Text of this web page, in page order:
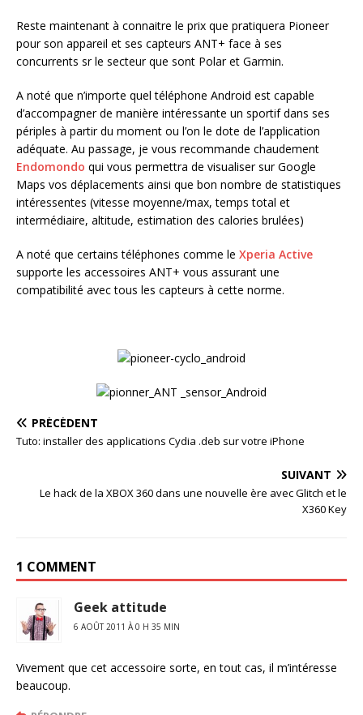
Reste maintenant à connaitre le prix que pratiquera Pioneer
pour son appareil et ses capteurs ANT+ face à ses
concurrents sr le secteur que sont Polar et Garmin.
A noté que n’importe quel téléphone Android est capable
d’accompagner de manière intéressante un sportif dans ses
périples à partir du moment ou l’on le dote de l’application
adéquate. Au passage, je vous recommande chaudement
Endomondo qui vous permettra de visualiser sur Google
Maps vos déplacements ainsi que bon nombre de statistiques
intéressentes (vitesse moyenne/max, temps total et
intermédiaire, altitude, estimation des calories brulées)
A noté que certains téléphones comme le Xperia Active
supporte les accessoires ANT+ vous assurant une
compatibilité avec tous les capteurs à cette norme.
PRÉCÉDENT
Tuto: installer des applications Cydia .deb sur votre iPhone
SUIVANT
Le hack de la XBOX 360 dans une nouvelle ère avec Glitch et le
X360 Key
1 COMMENT
Geek attitude
6 AOÛT 2011 À 0 H 35 MIN
Vivement que cet accessoire sorte, en tout cas, il m’intéresse
beaucoup.